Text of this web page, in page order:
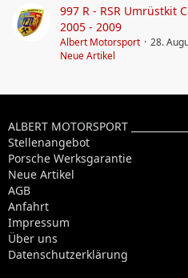
997 R - RSR Umrüstkit
2005 - 2009
Albert Motorsport
28.
Neue Artikel
ALBERT MOTORSPORT ____________
Stellenangebot
Porsche Werksgarantie
Neue Artikel
AGB
Anfahrt
Impressum
Über uns
Datenschutzerklärung